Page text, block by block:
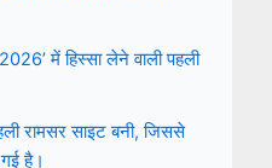
में हिस्सा लेने वाली पहली
रामसर साइट बनी, जिससे
है।